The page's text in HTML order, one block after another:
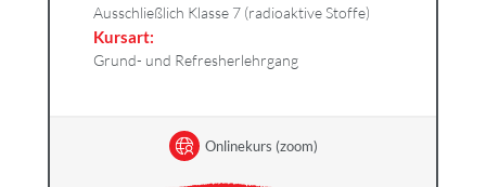
Ausschließlich Klasse 7 (radioaktive Stoffe)
Kursart:
Grund- und Refresherlehrgang
Onlinekurs (zoom)